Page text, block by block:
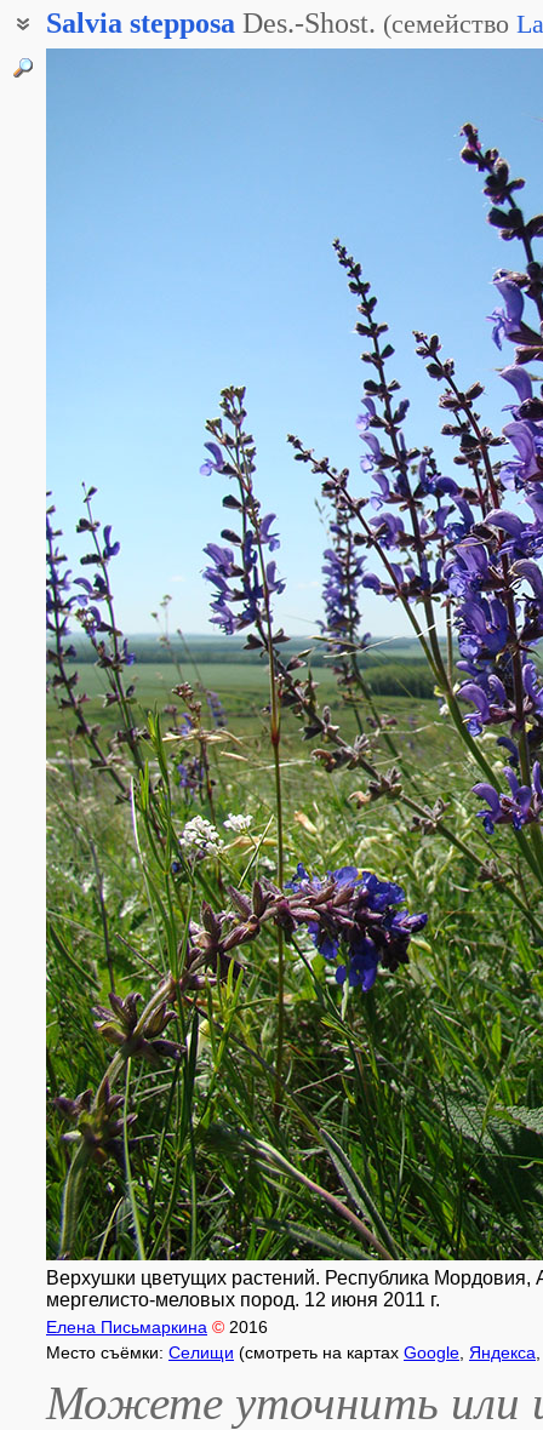
Salvia stepposa Des.-Shost. (семейство
Верхушки цветущих растений. Республика
мергелисто-меловых пород. 12 июня 2011 г.
Елена Письмаркина © 2016
Место съёмки: Селищи (смотреть на картах Google Яндекса
Можете уточнить или